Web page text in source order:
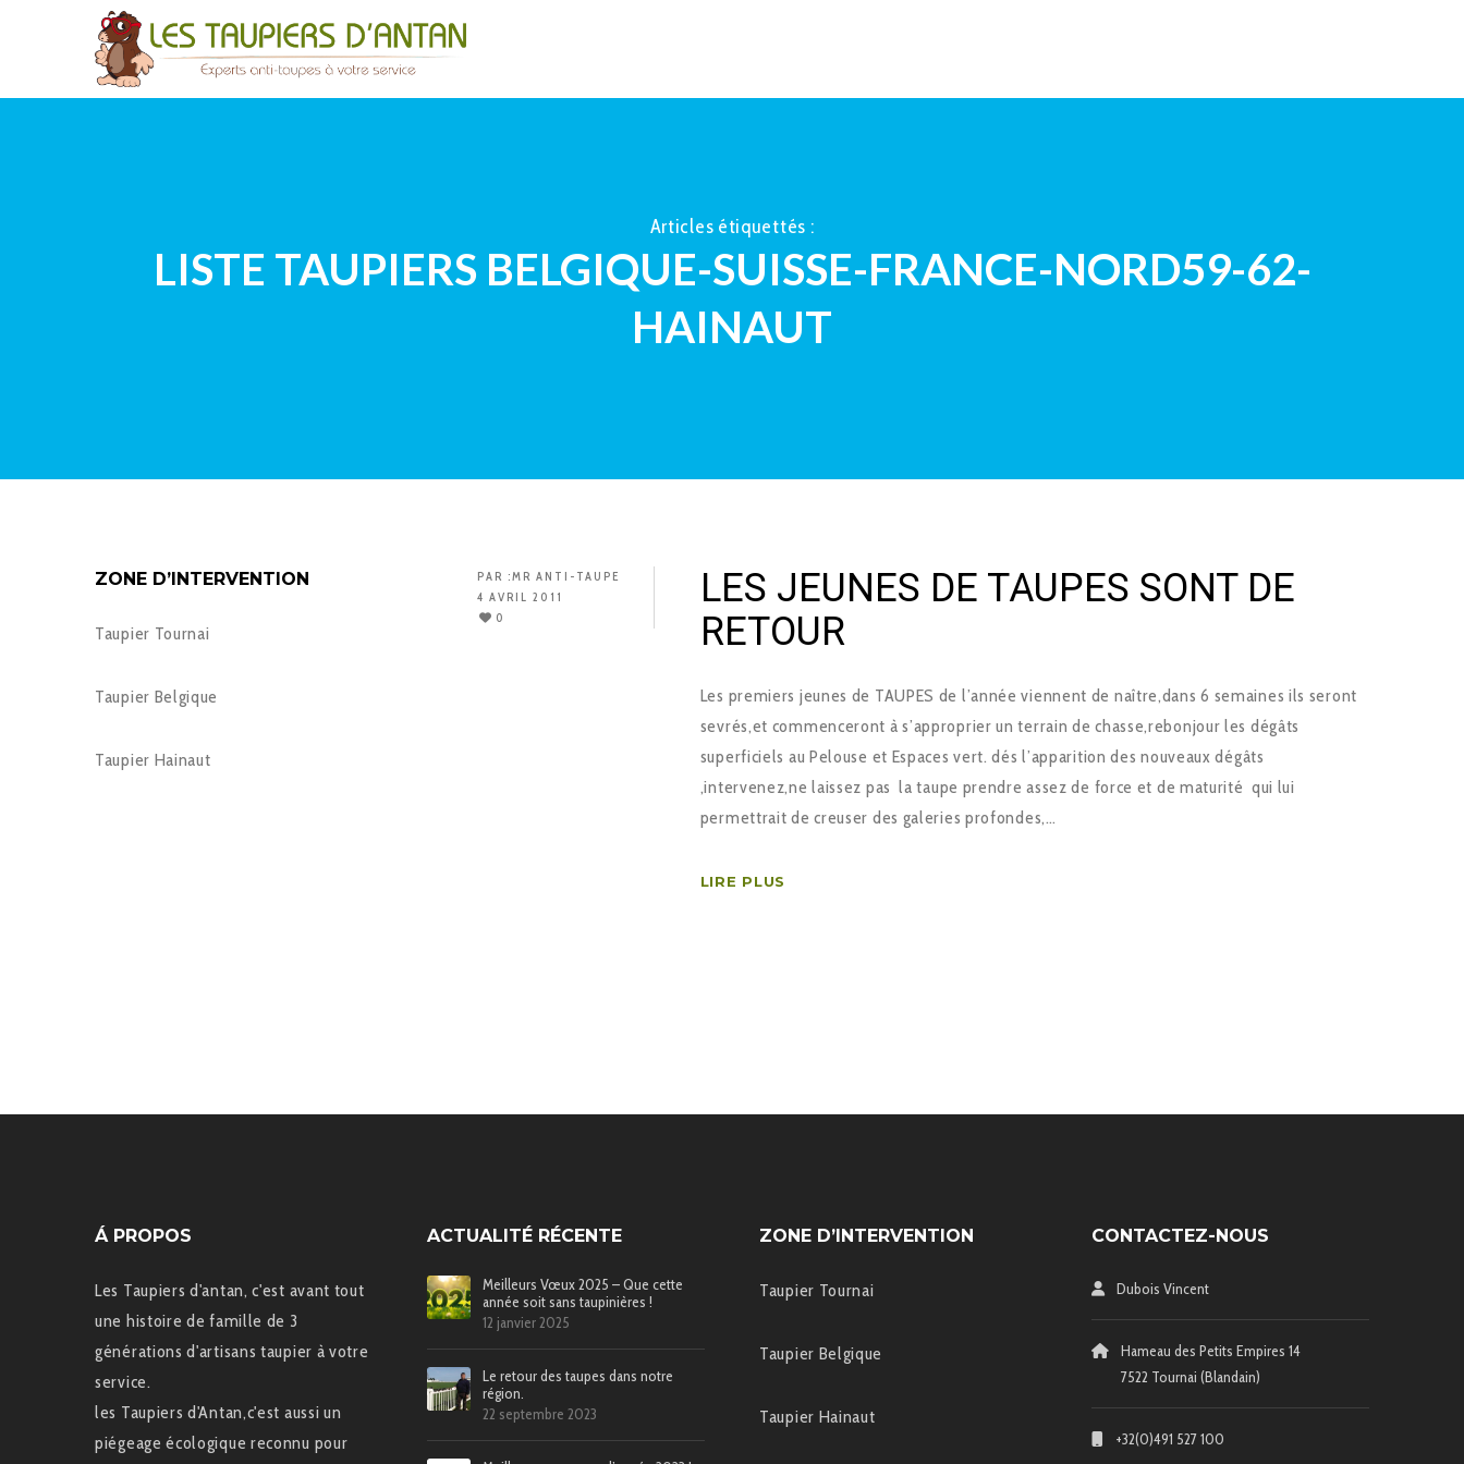
Articles étiquettés :
LISTE TAUPIERS BELGIQUE-SUISSE-FRANCE-NORD59-62-
HAINAUT
PAR :MR ANTI-TAUPE
4 AVRIL 2011
0
LES JEUNES DE TAUPES SONT DE
RETOUR
Les premiers jeunes de TAUPES de l’année viennent de naître,dans 6 semaines ils seront
sevrés,et commenceront à s’approprier un terrain de chasse,rebonjour les dégâts
superficiels au Pelouse et Espaces vert. dés l’apparition des nouveaux dégâts
,intervenez,ne laissez pas la taupe prendre assez de force et de maturité qui lui
permettrait de creuser des galeries profondes,…
LIRE PLUS
ZONE D’INTERVENTION
Taupier Tournai
Taupier Belgique
Taupier Hainaut
Á PROPOS
Les Taupiers d'antan, c'est avant tout
une histoire de famille de 3
générations d'artisans taupier à votre
service.
les Taupiers d'Antan,c'est aussi un
piégeage écologique reconnu pour
ACTUALITÉ RÉCENTE
Meilleurs Vœux 2025 – Que cette
année soit sans taupinières !
12 janvier 2025
Le retour des taupes dans notre
région.
22 septembre 2023
ZONE D’INTERVENTION
Taupier Tournai
Taupier Belgique
Taupier Hainaut
CONTACTEZ-NOUS
Dubois Vincent
Hameau des Petits Empires 14
7522 Tournai (Blandain)
+32(0)491 527 100